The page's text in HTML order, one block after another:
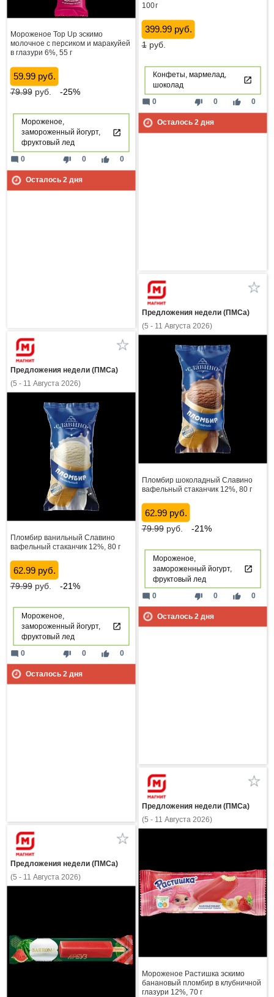
100 г
399.99 руб.
1руб.
Конфеты, мармелад,
шоколад
thumb_down 0 thumb_up 0
mode_comment 0
Осталось 2дня
Мороженое Top Up эскимо
молочное с персиком и маракуйей
в глазури 6%, 55 г
59.99 руб.
79.99руб. -25%
Мороженое,
замороженный йогурт,
фруктовый лед
thumb_down 0 thumb_up 0
mode_comment 0
Осталось 2дня
Предложения недели (ПМСа)
(5 - 11 Августа 2026)
Пломбир шоколадный Славино
вафельный стаканчик 12%, 80 г
62.99 руб.
79.99руб. -21%
Мороженое,
замороженный йогурт,
фруктовый лед
thumb_down 0 thumb_up 0
mode_comment 0
Осталось 2 дня
Предложения недели (ПМСа)
(5 - 11 Августа 2026)
Пломбир ванильный Славино
вафельный стаканчик 12%, 80 г
62.99 руб.
79.99руб. -21%
Мороженое,
замороженный йогурт,
фруктовый лед
thumb_down 0 thumb_up 0
mode_comment 0
Осталось 2 дня
Предложения недели (ПМСа)
(5 - 11 Августа 2026)
Мороженое Растишка эскимо
банановый пломбир в клубничной
глазури 12%, 70 г
Предложения недели (ПМСа)
(5 - 11 Августа 2026)